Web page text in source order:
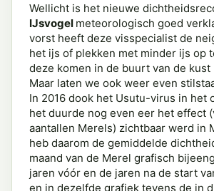
Wellicht is het nieuwe
IJsvogel meteorologisch goed
vorst heeft deze visspecialist de
het ijs of plekken met minder ijs op
deze komen in de buurt van de kust
Maar laten we ook weer even
In 2016 dook het Usutu-virus in het
het duurde nog even eer het effect
aantallen Merels) zichtbaar werd in
heb daarom de gemiddelde
maand van de Merel grafisch
jaren vóór en de jaren na de start
en in dezelfde grafiek tevens de in